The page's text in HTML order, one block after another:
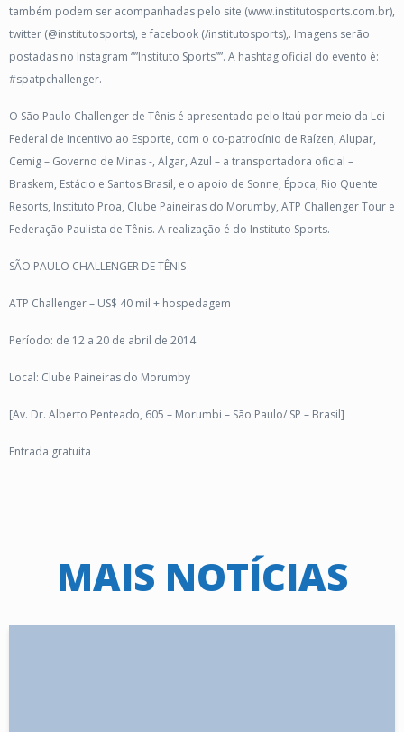
também podem ser acompanhadas pelo site (www.institutosports.com.br),
twitter (@institutosports), e facebook (/institutosports),. Imagens serão
postadas no Instagram “”Instituto Sports””. A hashtag oficial do evento é:
#spatpchallenger.
O São Paulo Challenger de Tênis é apresentado pelo Itaú por meio da Lei
Federal de Incentivo ao Esporte, com o co-patrocínio de Raízen, Alupar,
Cemig – Governo de Minas -, Algar, Azul – a transportadora oficial –
Braskem, Estácio e Santos Brasil, e o apoio de Sonne, Época, Rio Quente
Resorts, Instituto Proa, Clube Paineiras do Morumby, ATP Challenger Tour e
Federação Paulista de Tênis. A realização é do Instituto Sports.
SÃO PAULO CHALLENGER DE TÊNIS
ATP Challenger – US$ 40 mil + hospedagem
Período: de 12 a 20 de abril de 2014
Local: Clube Paineiras do Morumby
[Av. Dr. Alberto Penteado, 605 – Morumbi – São Paulo/ SP – Brasil]
Entrada gratuita
MAIS NOTÍCIAS